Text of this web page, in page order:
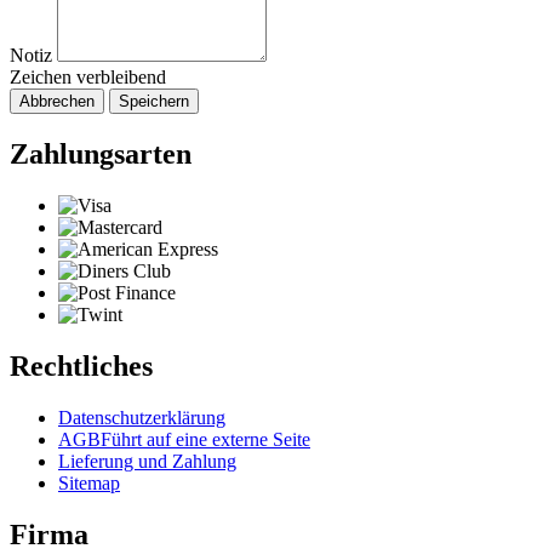
Notiz
Zeichen verbleibend
Abbrechen Speichern
Zahlungsarten
Rechtliches
Datenschutzerklärung
AGBFührt auf eine externe Seite
Lieferung und Zahlung
Sitemap
Firma